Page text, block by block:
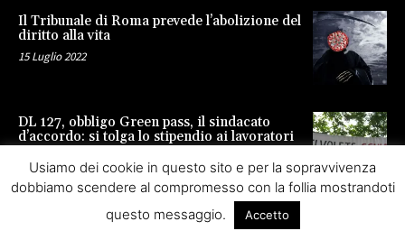
Il Tribunale di Roma prevede l’abolizione del
diritto alla vita
15 Luglio 2022
DL 127, obbligo Green pass, il sindacato
d’accordo: si tolga lo stipendio ai lavoratori
Usiamo dei cookie in questo sito e per la sopravvivenza
dobbiamo scendere al compromesso con la follia mostrandoti
questo messaggio.
Accetto